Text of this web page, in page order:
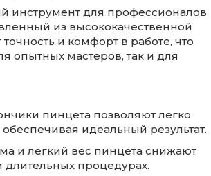
инструмент для профессионалов
из высококачественной
и комфорт в работе, что
опытных мастеров, так и для
пинцета позволяют легко
идеальный результат.
и легкий вес пинцета снижают
длительных процедурах.